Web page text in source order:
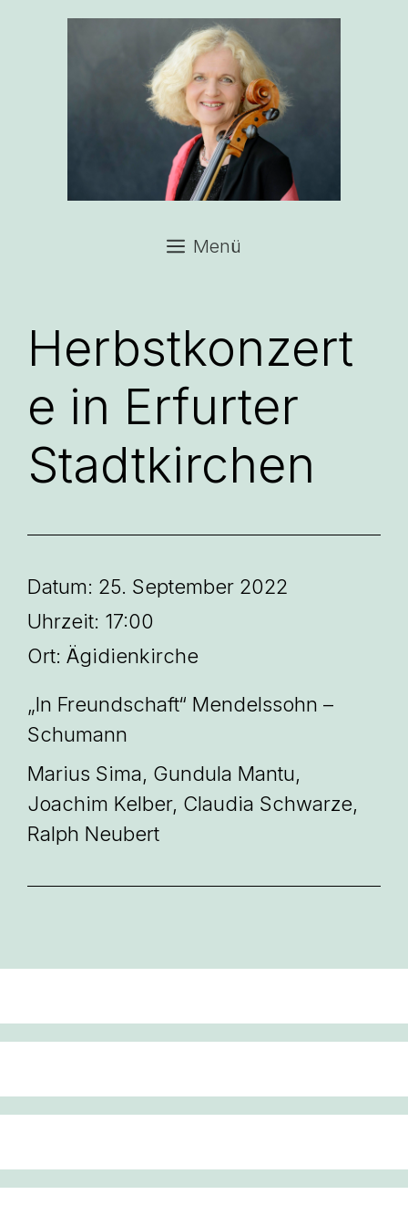
Menü
Herbstkonzert
e in Erfurter
Stadtkirchen
Datum: 25. September 2022
Uhrzeit: 17:00
Ort: Ägidienkirche
„In Freundschaft“ Mendelssohn –
Schumann
Marius Sima, Gundula Mantu,
Joachim Kelber, Claudia Schwarze,
Ralph Neubert